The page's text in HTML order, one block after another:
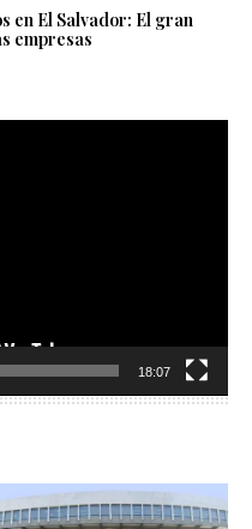
Salvador: El gran
empresas
18:07